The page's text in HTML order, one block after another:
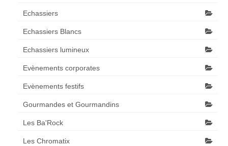
Echassiers
Echassiers Blancs
Echassiers lumineux
Evènements corporates
Evènements festifs
Gourmandes et Gourmandins
Les Ba'Rock
Les Chromatix